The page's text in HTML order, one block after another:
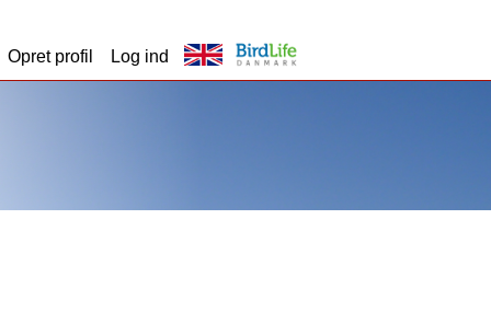
Opret profil Log ind